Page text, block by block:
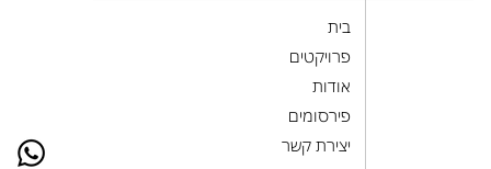
בית
פרויקטים
אודות
פירסומים
יצירת קשר